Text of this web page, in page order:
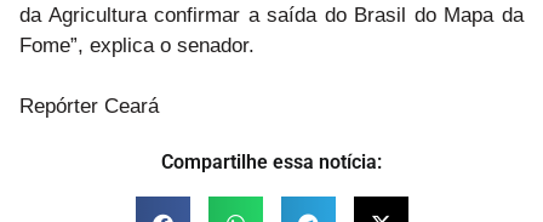
da Agricultura confirmar a saída do Brasil do Mapa da
Fome”, explica o senador.
Repórter Ceará
Compartilhe essa notícia: